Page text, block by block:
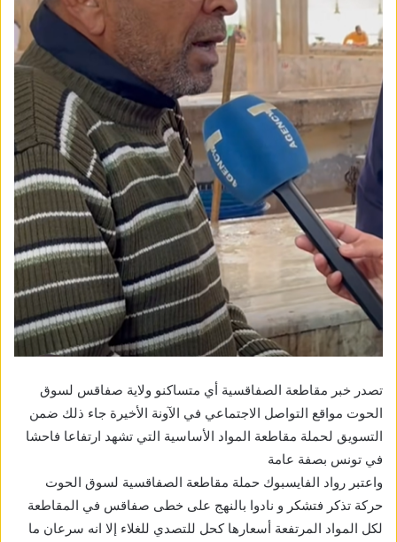
تصدر خبر مقاطعة الصفاقسية أي متساكنو ولاية صفاقس لسوق
الحوت مواقع التواصل الاجتماعي في الآونة الأخيرة جاء ذلك ضمن
التسويق لحملة مقاطعة المواد الأساسية التي تشهد ارتفاعا فاحشا
في تونس بصفة عامة
واعتبر رواد الفايسبوك حملة مقاطعة الصفاقسية لسوق الحوت
حركة تذكر فتشكر و نادوا بالنهج على خطى صفاقس في المقاطعة
لكل المواد المرتفعة أسعارها كحل للتصدي للغلاء إلا انه سرعان ما